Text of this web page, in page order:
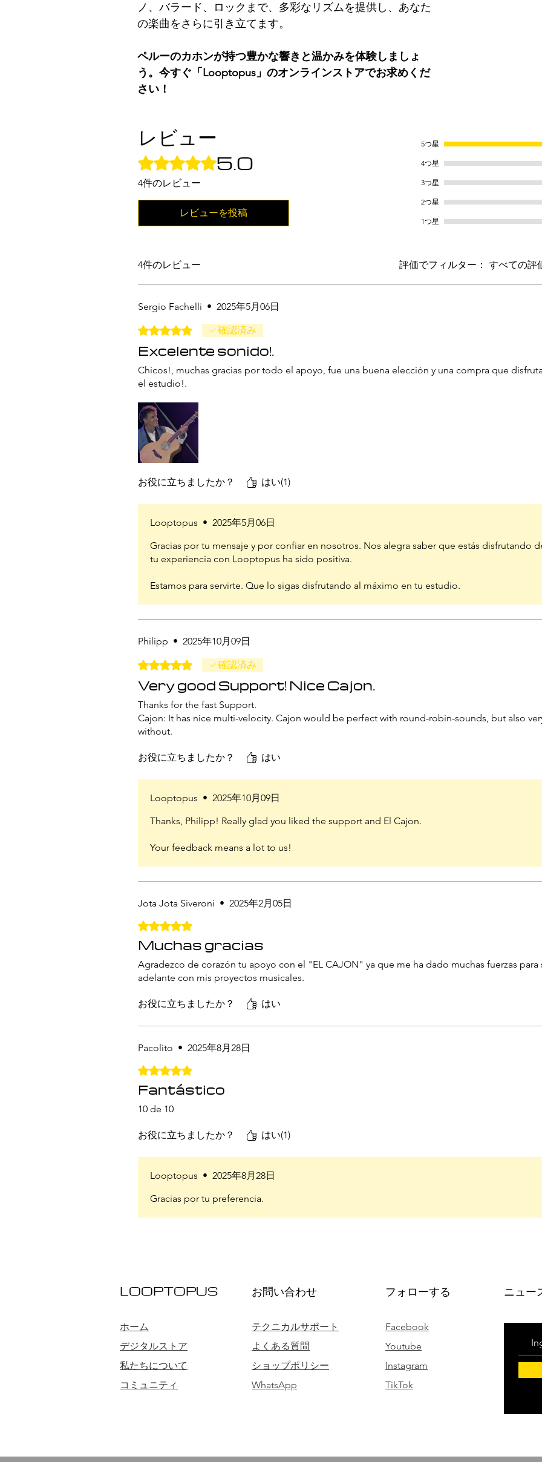
ノ、バラード、ロックまで、多彩なリズムを提供し、あなた
の楽曲をさらに引き立てます。
ペルーのカホンが持つ豊かな響きと温かみを体験しましょ
う。今すぐ「Looptopus」のオンラインストアでお求めくだ
さい！
レビュー
5つ星のうち5と評価されています。
5.0
4件のレビュー
レビューを投稿
5つ星
4つ星
3つ星
2つ星
1つ星
4件のレビュー 評価でフィルター： すべての評
Sergio Fachelli • 2025年5月06日
5つ星のうち5と評価されています。
確認済み
Excelente sonido!.
Chicos!, muchas gracias por todo el apoyo, fue una buena elección y una compra que
el estudio!.
お役に立ちましたか？ はい(1)
Looptopus • 2025年5月06日
Gracias por tu mensaje y por confiar en nosotros. Nos alegra saber que estás disfrutando
tu experiencia con Looptopus ha sido positiva.
Estamos para servirte. Que lo sigas disfrutando al máximo en tu estudio.
Philipp • 2025年10月09日
5つ星のうち5と評価されています。
確認済み
Very good Support! Nice Cajon.
Thanks for the fast Support.
Cajon: It has nice multi-velocity. Cajon would be perfect with round-robin-sounds, but also
without.
お役に立ちましたか？ はい
Looptopus • 2025年10月09日
Thanks, Philipp! Really glad you liked the support and El Cajon.
Your feedback means a lot to us!
Jota Jota Siveroni • 2025年2月05日
5つ星のうち5と評価されています。
Muchas gracias
Agradezco de corazón tu apoyo con el "EL CAJON" ya que me ha dado muchas fuerzas para
adelante con mis proyectos musicales.
お役に立ちましたか？ はい
Pacolito • 2025年8月28日
5つ星のうち5と評価されています。
Fantástico
10 de 10
お役に立ちましたか？ はい(1)
Looptopus • 2025年8月28日
Gracias por tu preferencia.
LOOPTOPUS
ホーム
デジタルストア
私たちについて
コミュニティ
お問い合わせ フォローする ニュー
テクニカルサポート
よくある質問
ショップポリシー
WhatsApp
Facebook
Youtube
Instagram
TikTok